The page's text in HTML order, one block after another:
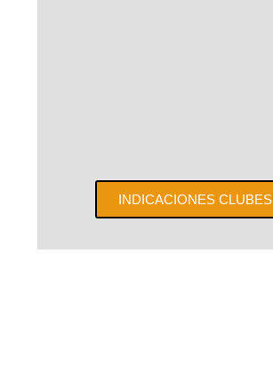
INDICACIONES CLUBES